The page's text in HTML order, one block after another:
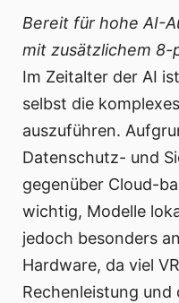
Bereit für hohe AI-
mit zusätzlichem 8-
Im Zeitalter der AI
selbst die
auszuführen.
Datenschutz- und
gegenüber Cloud-
wichtig, Modelle
jedoch besonders
Hardware, da viel
Rechenleistung